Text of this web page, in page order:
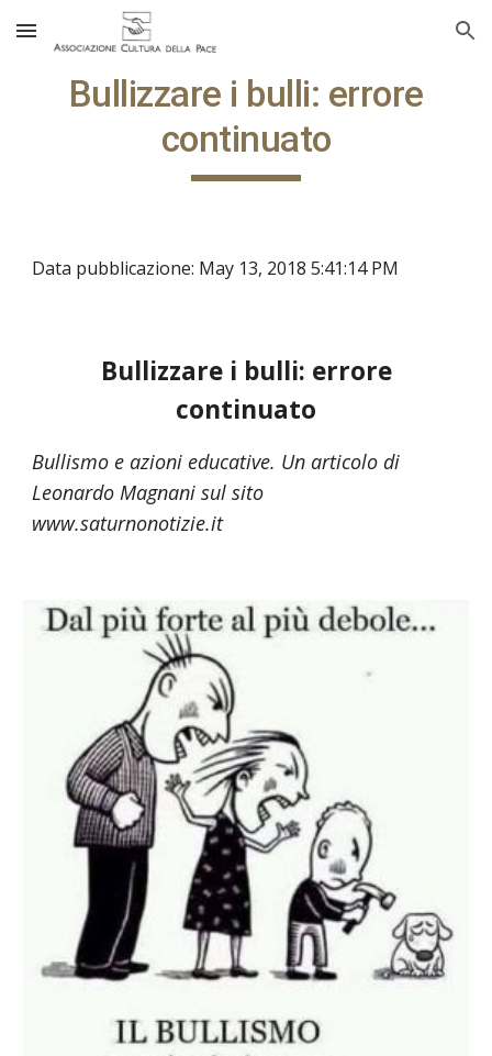
Skip to main content Skip to navigation
Bullizzare i bulli: errore
continuato
Data pubblicazione: May 13, 2018 5:41:14 PM
Bullizzare i bulli: errore
continuato
Bullismo e azioni educative. Un articolo di
Leonardo Magnani sul sito
www.saturnonotizie.it